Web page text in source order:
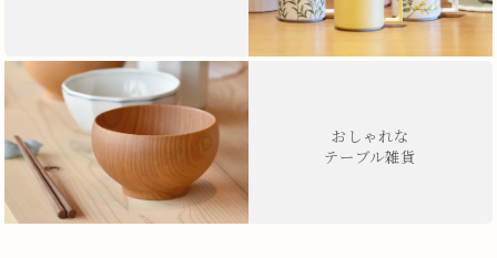
おしゃれな
テーブル雑貨